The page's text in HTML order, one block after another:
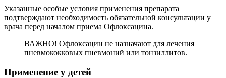
Указанные особые условия применения препарата
подтверждают необходимость обязательной консультации у
врача перед началом приема Офлоксацина.
ВАЖНО! Офлоксацин не назначают для лечения
пневмококковых пневмоний или тонзиллитов.
Применение у детей